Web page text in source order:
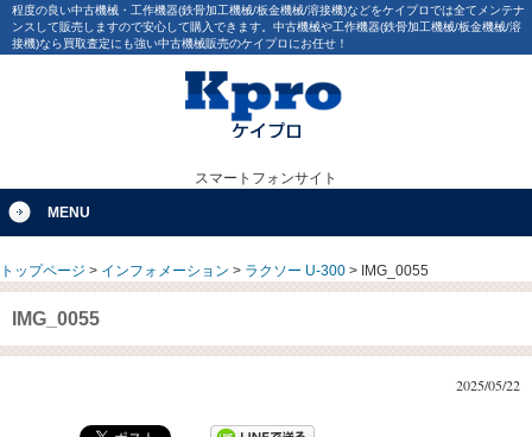
程度の良い中古機械・工作機器(鉄骨加工機械/板金機械/溶接機)などをケイプロでは全てメンテナ
ンスして販売しますので安心して購入できます。中古機械や工作機器(鉄骨加工機械/板金機械/溶
接機)なら買取査定にも強い中古機械販売のケイプロにお任せ！
スマートフォンサイト
MENU
トップページ > インフォメーション > ラクソー U-300 > IMG_0055
IMG_0055
2025/05/22